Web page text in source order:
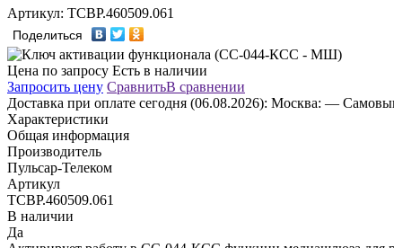
Артикул: ТСВР.460509.061
Поделиться
Цена по запросу Есть в наличии
Запросить цену СравнитьВ сравнении
Доставка при оплате сегодня (06.08.2026): Москва: —
Характеристики
Общая информация
Производитель
Пульсар-Телеком
Артикул
ТСВР.460509.061
В наличии
Да